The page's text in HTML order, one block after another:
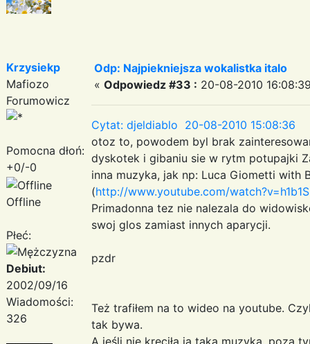
Krzysiekp
Mafiozo
Forumowicz
Pomocna dłoń:
+0/-0
Offline
Płeć:
Debiut:
2002/09/16
Wiadomości:
326
Odp: Najpiekniejsza wokalistka italo
« Odpowiedz #33 : 20-08-2010
Cytat: djeldiablo 20-08-2010 15:08:36
otoz to, powodem byl brak
dyskotek i gibaniu sie w rytm potupajki
inna muzyka, jak np: Luca Giometti with
(http://www.youtube.com/
Primadonna tez nie nalezala do
swoj glos zamiast innych aparycji.
pzdr
Też trafiłem na to wideo na youtube.
tak bywa.
A jeśli nie kręciła ją taka muzyka, poza